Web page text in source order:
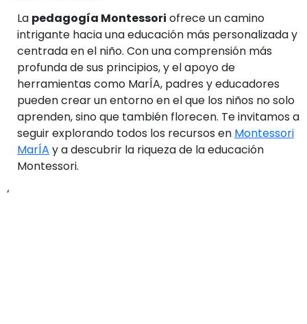
La pedagogía Montessori ofrece un camino
intrigante hacia una educación más personalizada y
centrada en el niño. Con una comprensión más
profunda de sus principios, y el apoyo de
herramientas como MarÍA, padres y educadores
pueden crear un entorno en el que los niños no solo
aprenden, sino que también florecen. Te invitamos a
seguir explorando todos los recursos en Montessori
MarÍA y a descubrir la riqueza de la educación
Montessori.
‘